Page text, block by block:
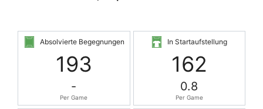
Absolvierte Begegnungen
193
-
Per Game
In Startaufstellung
162
0.8
Per Game